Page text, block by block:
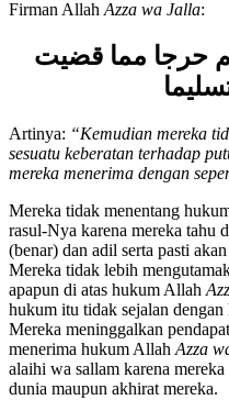
حرجا مما قضيت
Artinya:“Kemudian mereka
sesuatu keberatan terhadap
Mereka tidak menentang
rasul-Nya karena mereka tahu
(benar) dan adil serta pasti
Mereka tidak lebih
apapun di atas hukum Allah
hukum itu tidak sejalan dengan
Mereka meninggalkan
menerima hukum AllahAzza
alaihi wa sallam karena